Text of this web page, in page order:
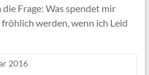
Frage: Was spendet mir
werden, wenn ich Leid
2016